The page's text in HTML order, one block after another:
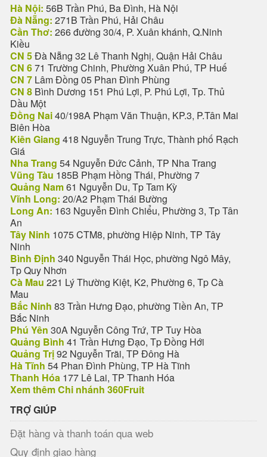
Hà Nội: 56B Trần Phú, Ba Đình, Hà Nội
Đà Nẵng: 271B Trần Phú, Hải Châu
Cần Thơ: 266 đường 30/4, P. Xuân khánh, Q.Ninh
Kiều
CN 5Đà Nẵng 32 Lê Thanh Nghị, Quận Hải Châu
CN 671 Trường Chinh, Phường Xuân Phú, TP Huế
CN 7 Lâm Đồng 05 Phan Đình Phùng
CN 8 Bình Dương 151 Phú Lợi, P. Phú Lợi, Tp. Thủ
Dầu Một
Đồng Nai40/198A Phạm Văn Thuận, KP.3, P.Tân Mai
Biên Hòa
Kiên Giang 418 Nguyễn Trung Trực, Thành phố Rạch
Giá
Nha Trang 54 Nguyễn Đức Cảnh, TP Nha Trang
Vũng Tàu 185B Phạm Hồng Thái, Phường 7
Quảng Nam61 Nguyễn Du, Tp Tam Kỳ
Vĩnh Long: 20/A2 Phạm Thái Bường
Long An: 163 Nguyễn Đình Chiểu, Phường 3, Tp Tân
An
Tây Ninh 1075 CTM8, phường Hiệp Ninh, TP Tây
Ninh
Bình Định 340 Nguyễn Thái Học, phường Ngô Mây,
Tp Quy Nhơn
Cà Mau 221 Lý Thường Kiệt, K2, Phường 6, Tp Cà
Mau
Bắc Ninh 83 Trần Hưng Đạo, phường Tiền An, TP
Bắc Ninh
Phú Yên 30A Nguyễn Công Trứ, TP Tuy Hòa
Quảng Bình 41 Trần Hưng Đạo, Tp Đồng Hới
Quảng Trị92 Nguyễn Trãi, TP Đông Hà
Hà Tĩnh 54 Phan Đình Phùng, TP Hà Tĩnh
Thanh Hóa 177 Lê Lai, TP Thanh Hóa
Xem thêm Chi nhánh 360Fruit
TRỢ GIÚP
Đặt hàng và thanh toán qua web
Quy định giao hàng